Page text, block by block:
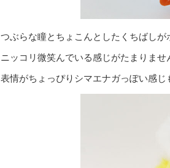
つぶらな瞳とちょこんとしたくちばしが
ニッコリ微笑んでいる感じがたまりませ
表情がちょっぴりシマエナガっぽい感じ